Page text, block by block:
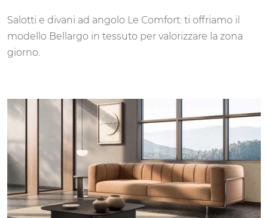
Salotti e divani ad angolo Le Comfort: ti offriamo il
modello Bellargo in tessuto per valorizzare la zona
giorno.